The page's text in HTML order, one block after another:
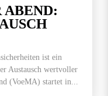
ist ein
Austausch wertvoller
(VoeMA) startet in...